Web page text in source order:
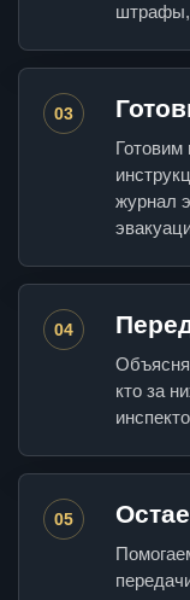
штрафы,
03
Готовим
журнал
04
кто за
05